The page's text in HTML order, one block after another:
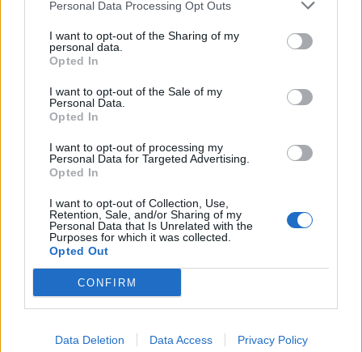
Personal Data Processing Opt Outs
I want to opt-out of the Sharing of my
personal data.
Opted In
I want to opt-out of the Sale of my
Personal Data.
Opted In
I want to opt-out of processing my
Personal Data for Targeted Advertising.
Opted In
I want to opt-out of Collection, Use,
Retention, Sale, and/or Sharing of my
Personal Data that Is Unrelated with the
Purposes for which it was collected.
Opted Out
CONFIRM
Data Deletion Data Access Privacy Policy
7 - 24
Scarica riepilogo
stagionale
Giornata Voto FV Entrato Uscito
1 CLE-NIZ
2 NIZ-OLY
NIZ-MON